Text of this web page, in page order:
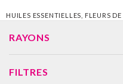
HUILES ESSENTIELLES, FLEURS
RAYONS
FILTRES